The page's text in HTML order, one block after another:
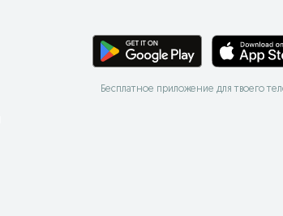
Бесплатное приложение для твоего